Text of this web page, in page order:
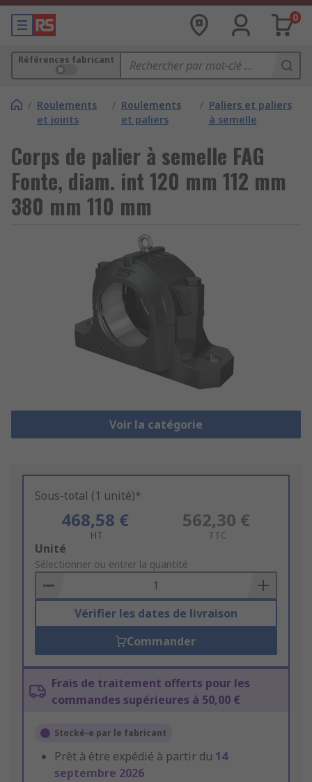
0
Références fabricant
/ Roulements
et joints
/ Roulements
et paliers
/ Paliers et paliers
à semelle
Corps de palier à semelle FAG
Fonte, diam. int 120 mm 112 mm
380 mm 110 mm
Voir la catégorie
Sous-total (1 unité)*
468,58 €
HT
562,30 €
TTC
Add
to
Basket
Unité
Sélectionner ou entrer la quantité
Vérifier les dates de livraison
Commander
Frais de traitement offerts pour les
commandes supérieures à 50,00 €
Stocké-e par le fabricant
Prêt à être expédié à partir du 14
septembre 2026